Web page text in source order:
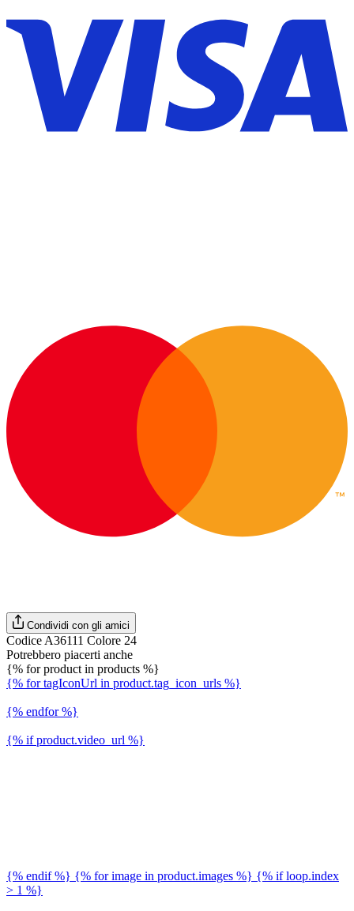
Condividi con gli amici
Codice A36111 Colore 24
Potrebbero piacerti anche
{% for product in products %}
{% for tagIconUrl in product.tag_icon_urls %}
{% endfor %}
{% if product.video_url %}
{% endif %} {% for image in product.images %} {% if loop.index
> 1 %}